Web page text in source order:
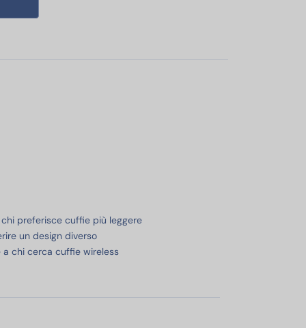
preferisce cuffie più leggere
un design diverso
a chi cerca cuffie wireless